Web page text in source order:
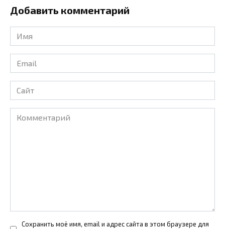
Добавить комментарий
Имя
*
Email
*
Сайт
Комментарий
Сохранить моё имя, email и адрес сайта в этом браузере для